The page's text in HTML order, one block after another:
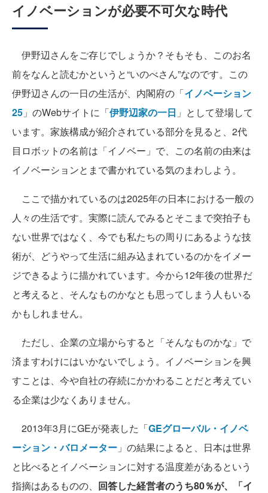
イノベーションが必要不可欠な時代
伊野辺さんをご存じでしょうか？そもそも、このお名
前をなんと読むかというと“いのべさん”なのです。この
伊野辺さんの一日の生活が、内閣府の「イノベーション
25 」のWebサイトに「伊野辺家の一日 」として登場して
います。家族構成が紹介されている部分を見ると、2代
目ロボットの名前は「イノベー」で、この名前の由来は
イノベーションとまで書かれている気のまわしよう。
ここで描かれているのは2025年の日本における一般の
人々の生活です。実際に読んでみるとそこまで突拍子も
ない世界ではなく、今でも私たちの周りにあるような技
術が、どうやって生活に組み込まれているのかをイメー
ジできるように描かれています。今から12年後の世界だ
と考えると、そんなものかなとも思ってしまう人もいる
かもしれません。
ただし、企業の立場からすると「そんなものかな」で
済ますわけにはいかないでしょう。イノベーションを興
すことは、今や自社の存続にかかわることだと考えてい
る企業は少なくありません。
2013年3月にGEが発表した「GEグローバル・イノベ
ーション・バロメーター 」の結果によると、日本は世界
と比べるとイノベーションに対する温度差があるという
指摘はあるものの、 回答した経営者のうち80％が、「イ